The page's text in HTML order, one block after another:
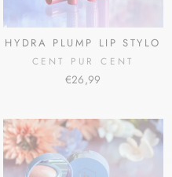
HYDRA PLUMP LIP STYLO
CENT PUR CENT
€26,99